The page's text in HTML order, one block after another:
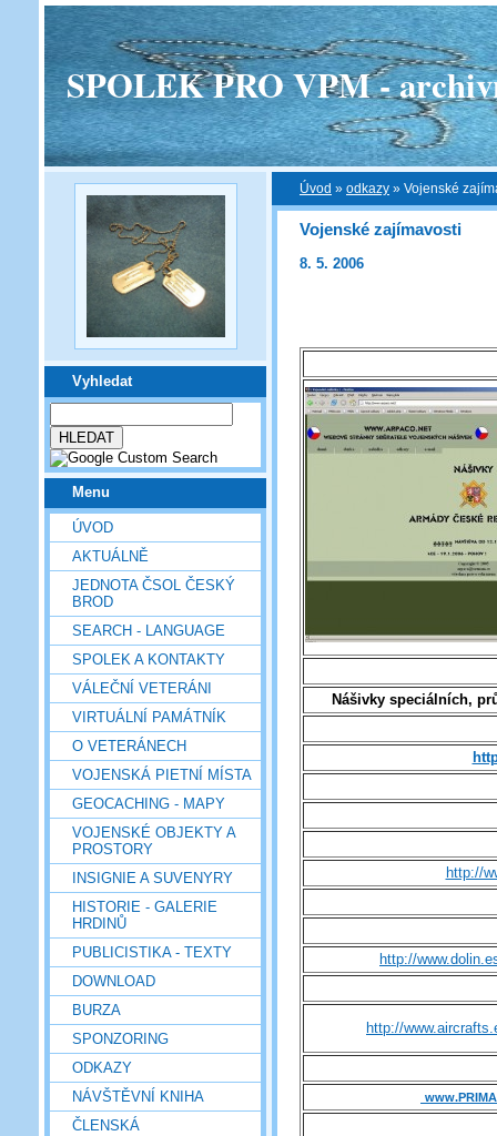
SPOLEK PRO VPM -
Vyhledat
Menu
ÚVOD
AKTUÁLNĚ
JEDNOTA ČSOL ČESKÝ
BROD
SEARCH - LANGUAGE
SPOLEK A KONTAKTY
VÁLEČNÍ VETERÁNI
VIRTUÁLNÍ PAMÁTNÍK
O VETERÁNECH
VOJENSKÁ PIETNÍ MÍSTA
GEOCACHING - MAPY
VOJENSKÉ OBJEKTY A
PROSTORY
INSIGNIE A SUVENYRY
HISTORIE - GALERIE
HRDINŮ
PUBLICISTIKA - TEXTY
DOWNLOAD
BURZA
SPONZORING
ODKAZY
NÁVŠTĚVNÍ KNIHA
ČLENSKÁ
Úvod » odkazy » Vojenské
Vojenské zajímavosti
8. 5. 2006
Nášivky speciálních,
http://
http://
http://